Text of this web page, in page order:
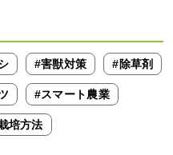
#害獣対策 #除草剤
#スマート農業
培方法